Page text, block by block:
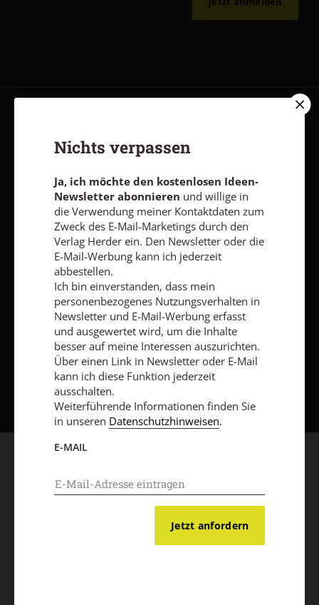
Impressum
Vertrag widerrufen Abo online kündigen
Nach oben
Nichts verpassen
Ja, ich möchte den kostenlosen Ideen-
Newsletter abonnieren und willige in
die Verwendung meiner Kontaktdaten zum
Zweck des E-Mail-Marketings durch den
Verlag Herder ein. Den Newsletter oder die
E-Mail-Werbung kann ich jederzeit
abbestellen.
Ich bin einverstanden, dass mein
personenbezogenes Nutzungsverhalten in
Newsletter und E-Mail-Werbung erfasst
und ausgewertet wird, um die Inhalte
besser auf meine Interessen auszurichten.
Über einen Link in Newsletter oder E-Mail
kann ich diese Funktion jederzeit
ausschalten.
Weiterführende Informationen finden Sie
in unseren Datenschutzhinweisen.
E-MAIL
Jetzt anfordern